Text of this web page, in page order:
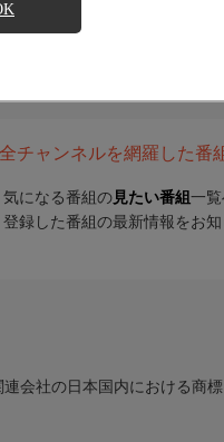
チャンネルを網羅した番
気になる番組の 見たい番組 一
登録した番組の最新情報をお
会社の日本国内における商標